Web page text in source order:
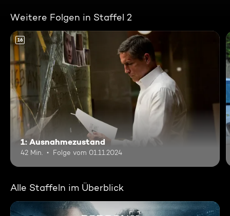
Weitere Folgen in Staffel 2
16
1: Ausnahmezustand
42 Min. Folge vom 01.11.2024
Alle Staffeln im Überblick